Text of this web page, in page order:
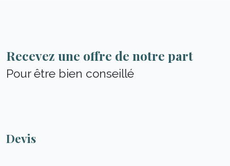
Recevez une offre de notre part
Pour être bien conseillé
Devis